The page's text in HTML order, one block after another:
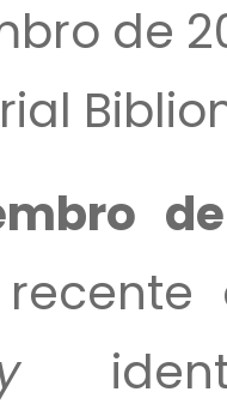
de